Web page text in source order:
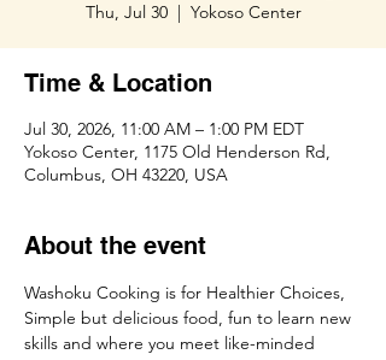
Thu, Jul 30
  |
Yokoso Center
Time & Location
Jul 30, 2026, 11:00 AM – 1:00 PM EDT
Yokoso Center, 1175 Old Henderson Rd,
Columbus, OH 43220, USA
About the event
Washoku Cooking is for Healthier Choices,
Simple but delicious food, fun to learn new
skills and where you meet like-minded